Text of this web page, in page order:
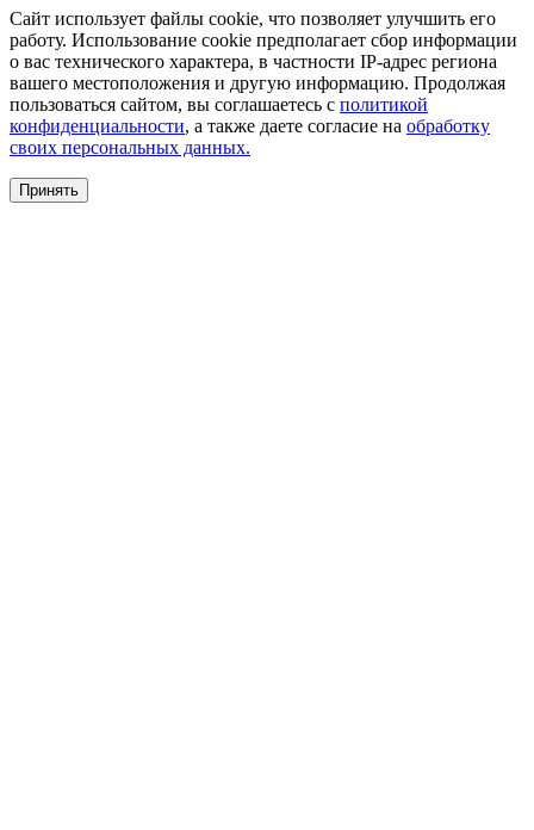
Сайт использует файлы cookie, что позволяет улучшить его
работу. Использование cookie предполагает сбор информации
о вас технического характера, в частности IP-адрес региона
вашего местоположения и другую информацию. Продолжая
пользоваться сайтом, вы соглашаетесь с политикой
конфиденциальности, а также даете согласие на обработку
своих персональных данных.
Принять